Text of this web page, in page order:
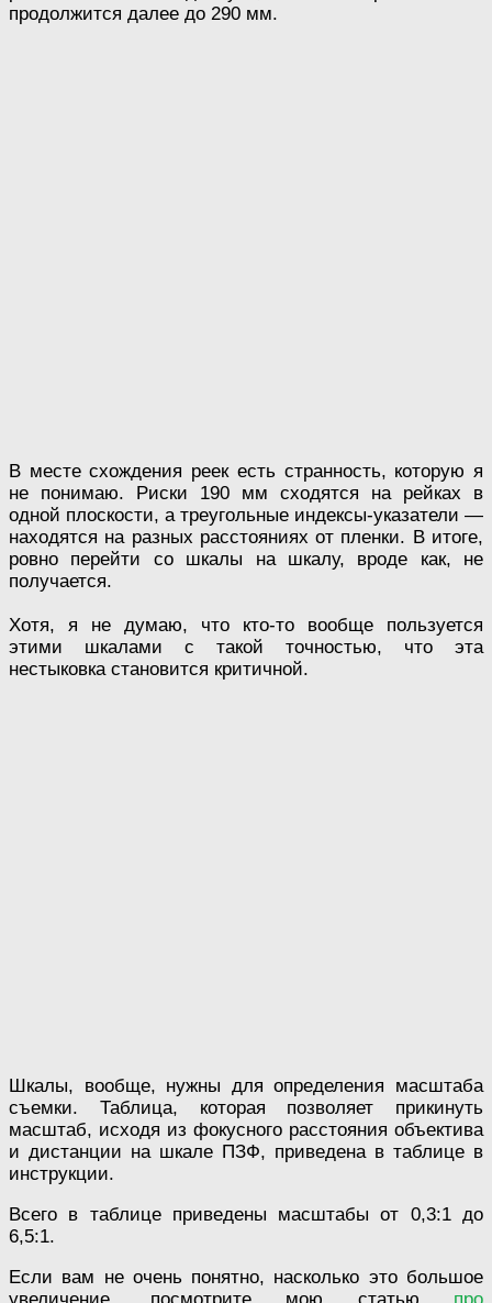
продолжится далее до 290 мм.
В месте схождения реек есть странность, которую я
не понимаю. Риски 190 мм сходятся на рейках в
одной плоскости, а треугольные индексы-указатели —
находятся на разных расстояниях от пленки. В итоге,
ровно перейти со шкалы на шкалу, вроде как, не
получается.
Хотя, я не думаю, что кто-то вообще пользуется
этими шкалами с такой точностью, что эта
нестыковка становится критичной.
Шкалы, вообще, нужны для определения масштаба
съемки. Таблица, которая позволяет прикинуть
масштаб, исходя из фокусного расстояния объектива
и дистанции на шкале ПЗФ, приведена в таблице в
инструкции.
Всего в таблице приведены масштабы от 0,3:1 до
6,5:1.
Если вам не очень понятно, насколько это большое